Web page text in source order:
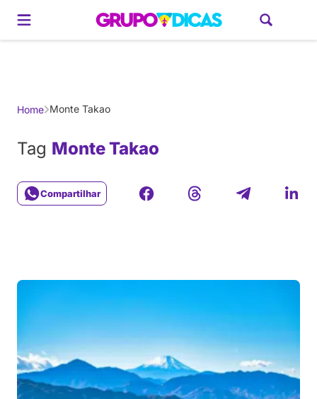
Gerador de RoteirosAmérica do SulBrasilCaribe EuropaEstados
Home Monte Takao
Tag Monte Takao
Compartilhar